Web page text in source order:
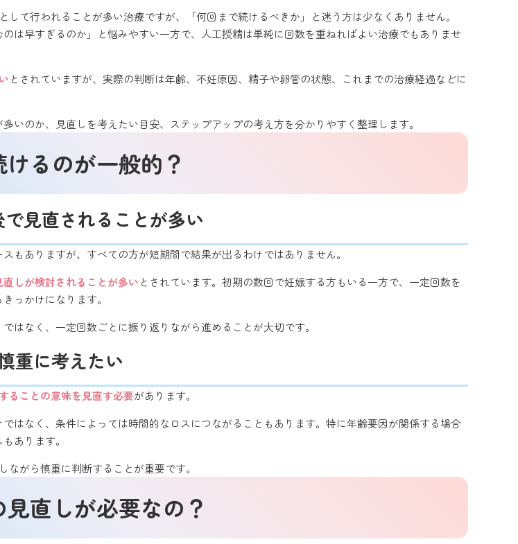
して行われることが多い治療ですが、「何回まで続けるべきか」と迷う方は少なくありません。
のは早すぎるのか」と悩みやすい一方で、人工授精は単純に回数を重ねればよい治療でもありませ
とされていますが、実際の判断は年齢、不妊原因、精子や卵管の状態、これまでの治療経過などに
いのか、見直しを考えたい目安、ステップアップの考え方を分かりやすく整理します。
るのが一般的？
見直されることが多い
もありますが、すべての方が短期間で結果が出るわけではありません。
しが検討されることが多い とされています。初期の数回で妊娠する方もいる一方で、一定回数を
っかけになります。
はなく、一定回数ごとに振り返りながら進めることが大切です。
重に考えたい
ることの意味を見直す必要があります。
はなく、条件によっては時間的なロスにつながることもあります。特に年齢要因が関係する場合
あります。
がら慎重に判断することが重要です。
直しが必要なの？